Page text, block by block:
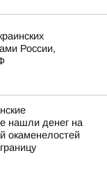
России,
нашли денег на
окаменелостей